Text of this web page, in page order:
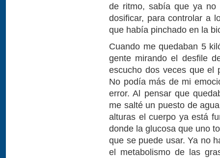
de ritmo, sabía que ya no
dosificar, para controlar a
que había pinchado en la
Cuando me quedaban 5
gente mirando el desfile
escucho dos veces que el
No podía más de mi
error. Al pensar que
me salté un puesto de
alturas el cuerpo ya está
donde la glucosa que uno
que se puede usar. Ya no
el metabolismo de las